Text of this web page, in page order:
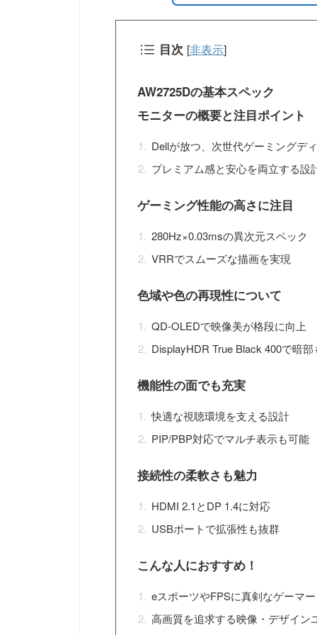
目次 [非表示]
AW2725Dの基本スペック
モニターの概要と注目ポイント
Dellが放つ、次世代ゲーミングデ
プレミアム感と安心を両立する設
ゲーミング性能の高さに注目
280Hz×0.03msの異次元スペック
VRRでスムーズな描画を実現
色域や色の再現性について
QD-OLEDで映像美が格段に向上
DisplayHDR True Black 400で暗部
機能性の面でも充実
快適な視聴環境を支える設計
PIP/PBP対応でマルチ表示も可能
接続性の柔軟さも魅力
HDMI 2.1とDP 1.4に対応
USBポートで拡張性も抜群
こんな人におすすめ！
eスポーツやFPSに真剣なゲーマー
高画質を追求する映像・デザイン